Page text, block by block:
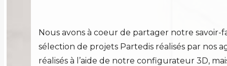
Nous avons à coeur de partager notre savoir-
sélection de projets Partedis réalisés par nos
réalisés à l’aide de notre configurateur 3D,